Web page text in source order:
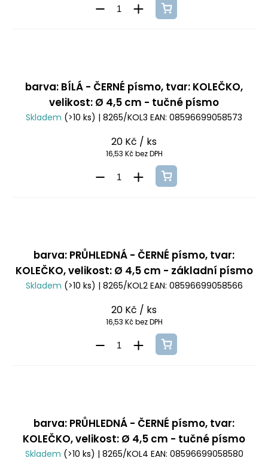
barva: BÍLÁ - ČERNÉ písmo, tvar: KOLEČKO,
velikost: Ø 4,5 cm - tučné písmo
Skladem (>10 ks) | 8265/KOL3 EAN: 08596699058573
20 Kč / ks
16,53 Kč bez DPH
barva: PRŮHLEDNÁ - ČERNÉ písmo, tvar:
KOLEČKO, velikost: Ø 4,5 cm - základní písmo
Skladem (>10 ks) | 8265/KOL2 EAN: 08596699058566
20 Kč / ks
16,53 Kč bez DPH
barva: PRŮHLEDNÁ - ČERNÉ písmo, tvar:
KOLEČKO, velikost: Ø 4,5 cm - tučné písmo
Skladem (>10 ks) | 8265/KOL4 EAN: 08596699058580